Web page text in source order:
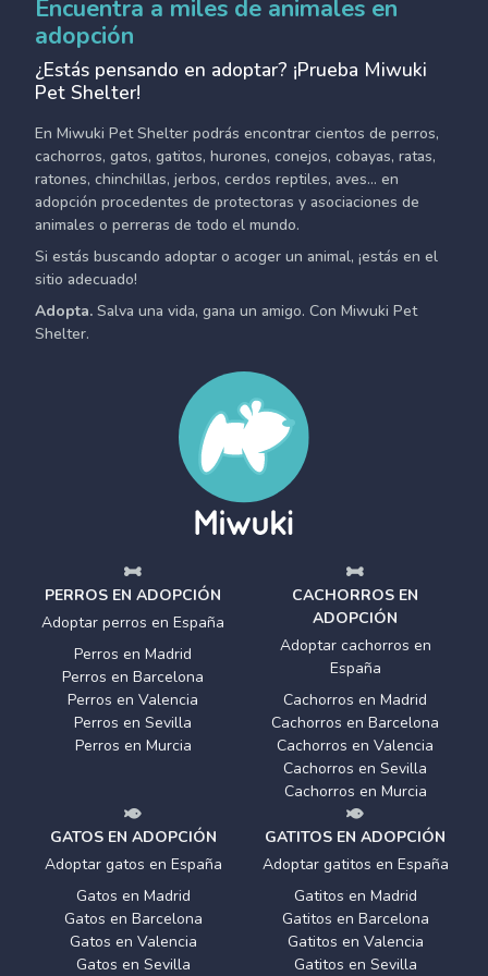
Encuentra a miles de animales en
adopción
¿Estás pensando en adoptar? ¡Prueba Miwuki
Pet Shelter!
En Miwuki Pet Shelter podrás encontrar cientos de perros,
cachorros, gatos, gatitos, hurones, conejos, cobayas, ratas,
ratones, chinchillas, jerbos, cerdos reptiles, aves... en
adopción procedentes de protectoras y asociaciones de
animales o perreras de todo el mundo.
Si estás buscando adoptar o acoger un animal, ¡estás en el
sitio adecuado!
Adopta. Salva una vida, gana un amigo. Con Miwuki Pet
Shelter.
PERROS EN ADOPCIÓN
Adoptar perros en España
Perros en Madrid
Perros en Barcelona
Perros en Valencia
Perros en Sevilla
Perros en Murcia
CACHORROS EN
ADOPCIÓN
Adoptar cachorros en
España
Cachorros en Madrid
Cachorros en Barcelona
Cachorros en Valencia
Cachorros en Sevilla
Cachorros en Murcia
GATOS EN ADOPCIÓN
Adoptar gatos en España
Gatos en Madrid
Gatos en Barcelona
Gatos en Valencia
Gatos en Sevilla
GATITOS EN ADOPCIÓN
Adoptar gatitos en España
Gatitos en Madrid
Gatitos en Barcelona
Gatitos en Valencia
Gatitos en Sevilla